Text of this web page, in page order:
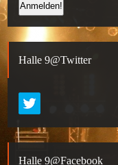
Halle 9@Twitter
Halle 9@Facebook